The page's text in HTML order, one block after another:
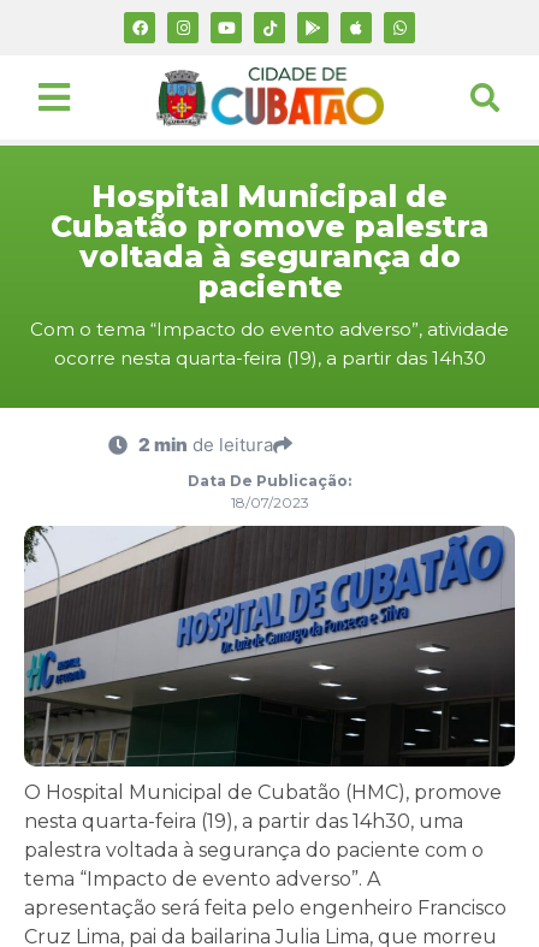
Hospital Municipal de
Cubatão promove palestra
voltada à segurança do
paciente
Com o tema “Impacto do evento adverso”, atividade
ocorre nesta quarta-feira (19), a partir das 14h30
2 min de leitura
Data De Publicação:
18/07/2023
O Hospital Municipal de Cubatão (HMC), promove
nesta quarta-feira (19), a partir das 14h30, uma
palestra voltada à segurança do paciente com o
tema “Impacto de evento adverso”. A
apresentação será feita pelo engenheiro Francisco
Cruz Lima, pai da bailarina Julia Lima, que morreu